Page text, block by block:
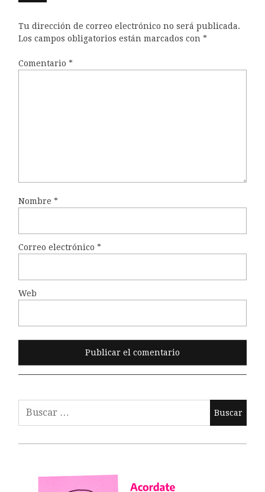
Tu dirección de correo electrónico no será publicada.
Los campos obligatorios están marcados con *
Comentario *
Nombre *
Correo electrónico *
Web